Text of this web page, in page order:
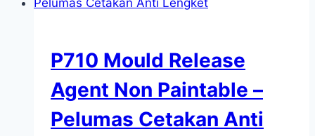
P710 Mould Release
Agent Non Paintable –
Pelumas Cetakan Anti